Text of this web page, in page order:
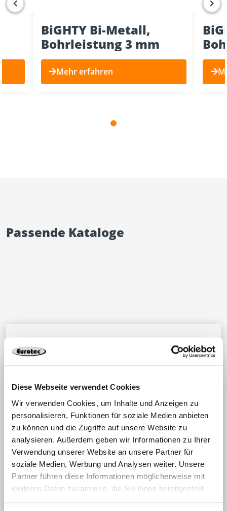
Diese Webseite verwendet Cookies
Wir verwenden Cookies, um Inhalte und Anzeigen zu
personalisieren, Funktionen für soziale Medien anbieten
zu können und die Zugriffe auf unsere Website zu
analysieren. Außerdem geben wir Informationen zu Ihrer
Verwendung unserer Website an unsere Partner für
soziale Medien, Werbung und Analysen weiter. Unsere
Partner führen diese Informationen möglicherweise mit
weiteren Daten zusammen, die Sie ihnen bereitgestellt
BiGHTY Bi-Metall,
Bohrleistung 3 mm
Mehr erfahren
Passende Kataloge
Hast du technische
Fragen?
Wir beraten dich gerne bei deinem
Bauprojekt! Erstelle jetzt ein Ticket,
damit wir Dir schnell und effektiv
helfen können oder nutze die
kostenlose Berechnungssoftware zur
Planung.